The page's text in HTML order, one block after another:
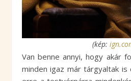
(kép:
Van benne annyi, hogy akár
minden igaz már tárgyaltak